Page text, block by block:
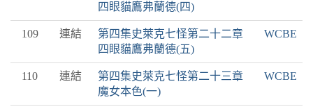
四眼貓鷹弗蘭德(四)
109 連結
第四集史萊克七怪第二十二章
四眼貓鷹弗蘭德(五)
WCBE
110 連結
第四集史萊克七怪第二十三章
魔女本色(一)
WCBE